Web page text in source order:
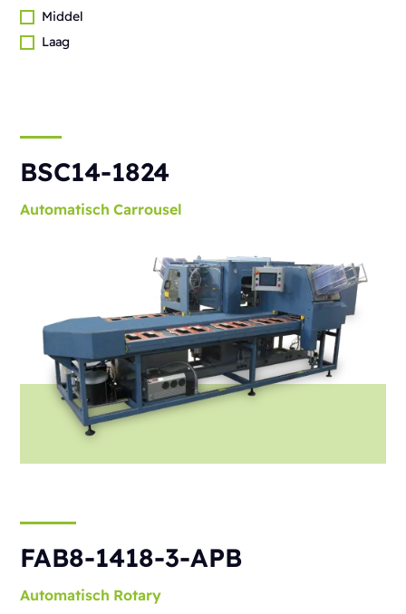
Middel
Laag
BSC14-1824
Automatisch Carrousel
FAB8-1418-3-APB
Automatisch Rotary